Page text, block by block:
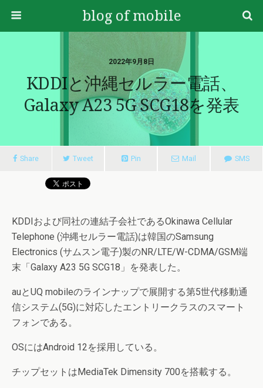
blog of mobile
2022年9月8日
KDDIと沖縄セルラー電話、
Galaxy A23 5G SCG18を発表
Share Tweet Pin Mail SMS
KDDIおよび同社の連結子会社であるOkinawa Cellular
Telephone (沖縄セルラー電話)は韓国のSamsung
Electronics (サムスン電子)製のNR/LTE/W-CDMA/GSM端
末「Galaxy A23 5G SCG18」を発表した。
auとUQ mobileのラインナップで展開する第5世代移動通
信システム(5G)に対応したエントリークラスのスマート
フォンである。
OSにはAndroid 12を採用している。
チップセットはMediaTek Dimensity 700を搭載する。